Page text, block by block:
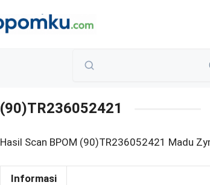
(90)TR236052421
Hasil Scan BPOM (90)TR236052421 Madu
Informasi